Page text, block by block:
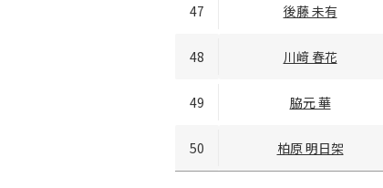
47 後藤 未有
48 川﨑 春花
49 脇元 華
50 柏原 明日架